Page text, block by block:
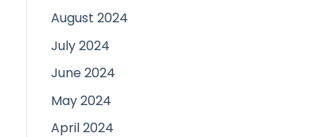
August 2024
July 2024
June 2024
May 2024
April 2024